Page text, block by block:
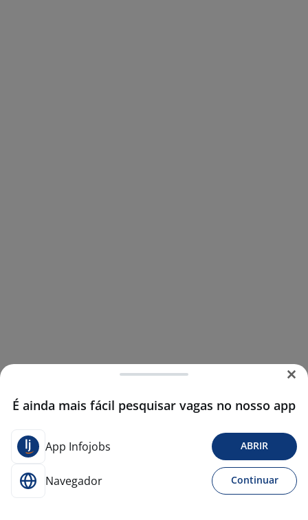
É ainda mais fácil pesquisar vagas no nosso app
App Infojobs ABRIR
Navegador Continuar